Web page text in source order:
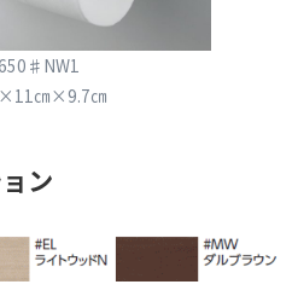
㎝×9.7㎝
ン